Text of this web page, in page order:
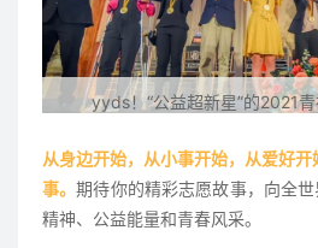
yyds！“公益超新星”的2021
从身边开始，从小事开始，从爱好
事。期待你的精彩志愿故事，向全世
精神、公益能量和青春风采。